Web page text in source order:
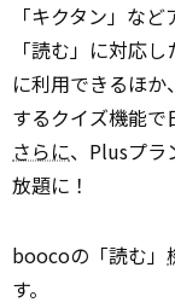
「キクタン」な
「読む」に対応
に利用できるほ
するクイズ機能で
さらに、Plusプラ
放題に！
boocoの「読む」
す。